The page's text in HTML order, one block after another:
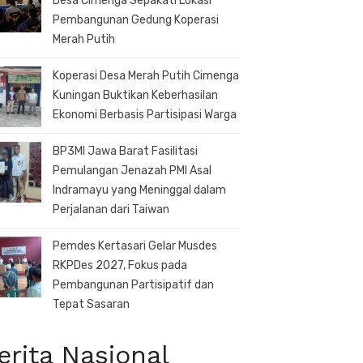
Pembangunan Gedung Koperasi
Merah Putih
Koperasi Desa Merah Putih Cimenga
Kuningan Buktikan Keberhasilan
Ekonomi Berbasis Partisipasi Warga
BP3MI Jawa Barat Fasilitasi
Pemulangan Jenazah PMI Asal
Indramayu yang Meninggal dalam
Perjalanan dari Taiwan
Pemdes Kertasari Gelar Musdes
RKPDes 2027, Fokus pada
Pembangunan Partisipatif dan
Tepat Sasaran
Nasional